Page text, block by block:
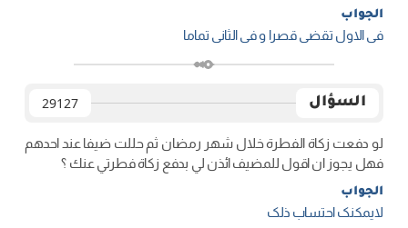
الجواب
فی الاول تقضی قصرا و فی الثانی تماما
السؤال 29127
لو دفعت زكاة الفطرة خلال شهر رمضان ثم حللت ضيفا عند احدهم
فهل يجوز ان اقول للمضيف ائذن لي بدفع زكاة فطرتي عنك ؟
الجواب
لایمکنک احتساب ذلک